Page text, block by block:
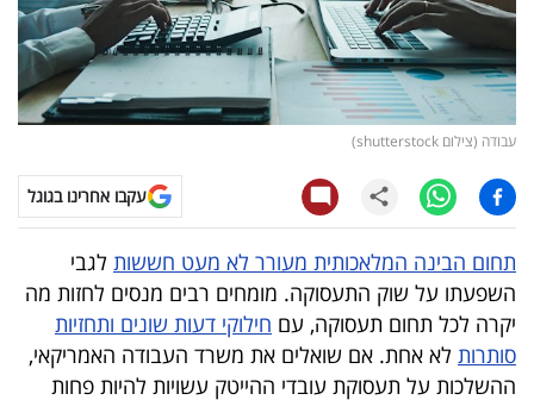
קריפטו
ויראלי
עסקי
ספורט
קריירה
ולימודים
עבודה (צילום shutterstock)
עקבו אחרינו בגוגל
תחום הבינה המלאכותית מעורר לא מעט חששות לגבי
השפעתו על שוק התעסוקה. מומחים רבים מנסים לחזות מה
יקרה לכל תחום תעסוקה, עם חילוקי דעות שונים ותחזיות
סותרות לא אחת. אם שואלים את משרד העבודה האמריקאי,
ההשלכות על תעסוקת עובדי ההייטק עשויות להיות פחות